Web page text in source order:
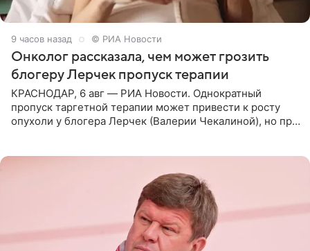
9 часов назад © РИА Новости
Онколог рассказала, чем может грозить
блогеру Лерчек пропуск терапии
КРАСНОДАР, 6 авг — РИА Новости. Однократный
пропуск таргетной терапии может привести к росту
опухоли у блогера Лерчек (Валерии Чекалиной), но при